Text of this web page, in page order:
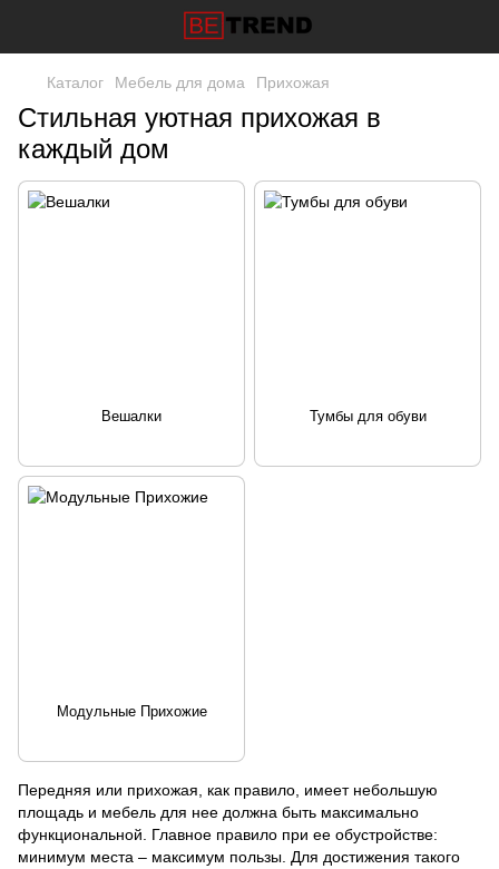
Каталог Мебель для дома Прихожая
Стильная уютная прихожая в
каждый дом
Передняя или прихожая, как правило, имеет небольшую
площадь и мебель для нее должна быть максимально
функциональной. Главное правило при ее обустройстве:
минимум места – максимум пользы. Для достижения такого
Вешалки Тумбы для обуви
Модульные Прихожие